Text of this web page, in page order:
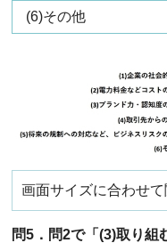
(6)その他
画面サイズに合わせて
問5．問2で「(3)取り組